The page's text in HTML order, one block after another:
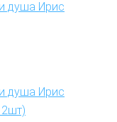
душа Ирис
душа Ирис